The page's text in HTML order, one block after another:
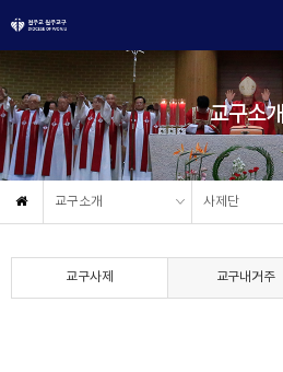
교구소개
교구소개 사제단
교구사제 교구내거주